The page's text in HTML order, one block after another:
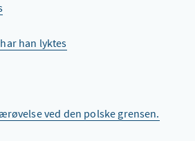
han lyktes
ved den polske grensen.